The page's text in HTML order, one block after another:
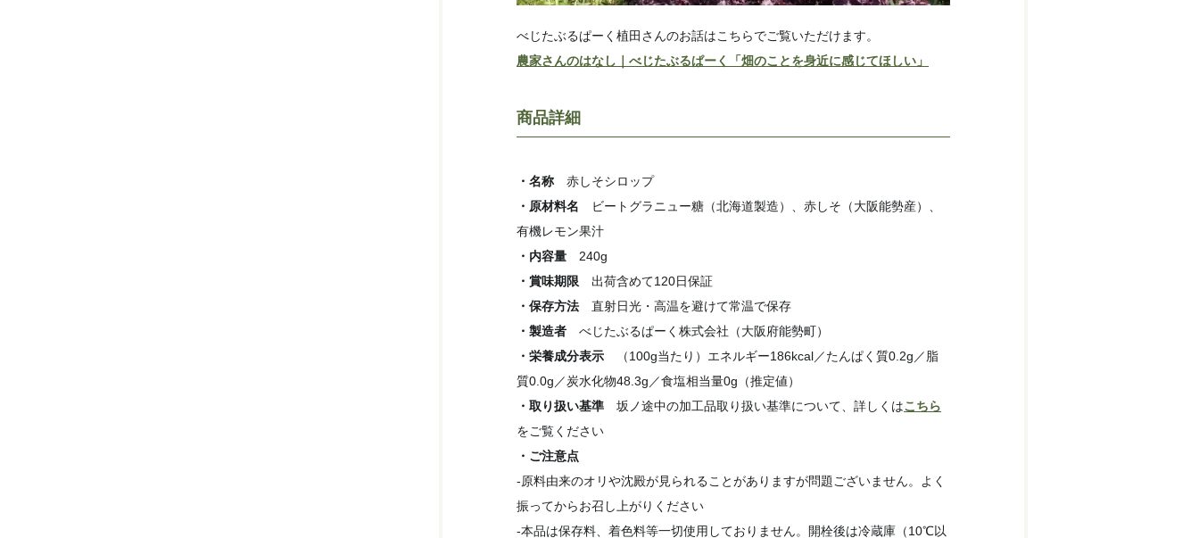
べじたぶるぱーく植田さんのお話はこちらでご覧いただけます。
農家さんのはなし｜べじたぶるぱーく「畑のことを身近に感じてほしい」
商品詳細
・名称 赤しそシロップ
・原材料名 ビートグラニュー糖（北海道製造）、赤しそ（大阪能勢産）、
有機レモン果汁
・内容量 240g
・賞味期限 出荷含めて120日保証
・保存方法 直射日光・高温を避けて常温で保存
・製造者 べじたぶるぱーく株式会社（大阪府能勢町）
・栄養成分表示
（100g当たり）エネルギー186kcal／たんぱく質0.2g／脂
質0.0g／炭水化物48.3g／食塩相当量0g（推定値）
・取り扱い基準 坂ノ途中の加工品取り扱い基準について、詳しくはこちら
をご覧ください
・ご注意点
-原料由来のオリや沈殿が見られることがありますが問題ございません。よく
振ってからお召し上がりください
-本品は保存料、着色料等一切使用しておりません。開栓後は冷蔵庫（10℃以